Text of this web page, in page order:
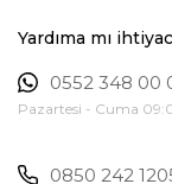
Yardıma mı
0552 348 00
Pazartesi - Cuma
0850 242